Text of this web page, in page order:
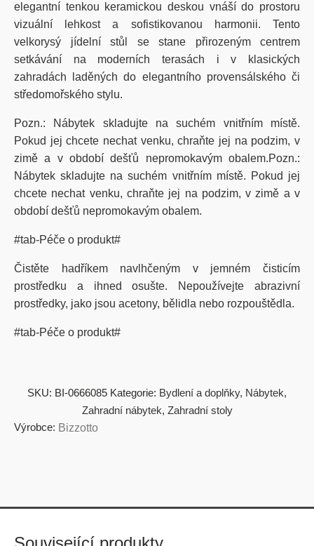
elegantní tenkou keramickou deskou vnáší do prostoru
vizuální lehkost a sofistikovanou harmonii. Tento
velkorysý jídelní stůl se stane přirozeným centrem
setkávání na moderních terasách i v klasických
zahradách laděných do elegantního provensálského či
středomořského stylu.
Pozn.: Nábytek skladujte na suchém vnitřním místě.
Pokud jej chcete nechat venku, chraňte jej na podzim, v
zimě a v období dešťů nepromokavým obalem.Pozn.:
Nábytek skladujte na suchém vnitřním místě. Pokud jej
chcete nechat venku, chraňte jej na podzim, v zimě a v
období dešťů nepromokavým obalem.
#tab-Péče o produkt#
Čistěte hadříkem navlhčeným v jemném čisticím
prostředku a ihned osušte. Nepoužívejte abrazivní
prostředky, jako jsou acetony, bělidla nebo rozpouštědla.
#tab-Péče o produkt#
SKU: BI-0666085 Kategorie: Bydlení a doplňky, Nábytek,
Zahradní nábytek, Zahradní stoly
Výrobce: Bizzotto